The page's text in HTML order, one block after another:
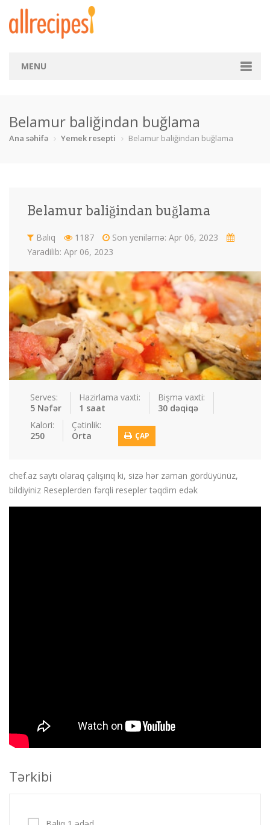
MENU
Kateqoriya
İçkilər Makaron Mal əti
Qoyun əti Quru yemək Salat
Sous Suplar Tortlar
Toyuqlar
Yemek resepti
faydali melumat
Əlaqə
Giriş / Qeydiyat
Belamur baliğindan buğlama
Ana səhifə Yemek resepti Belamur baliğindan buğlama
Belamur baliğindan buğlama
Balıq 1187
Son yeniləmə: Apr 06, 2023
Yaradilib: Apr 06, 2023
Serves:
5 Nəfər
Hazirlama vaxti:
1 saat
Bişmə vaxti:
30 dəqiqə
Kalori:
250
Çətinlik:
Orta
ÇAP
chef.az saytı olaraq çalışırıq ki, sizə hər zaman gördüyünüz,
bildiyiniz Reseplerden fərqli resepler təqdim edək
Tərkibi